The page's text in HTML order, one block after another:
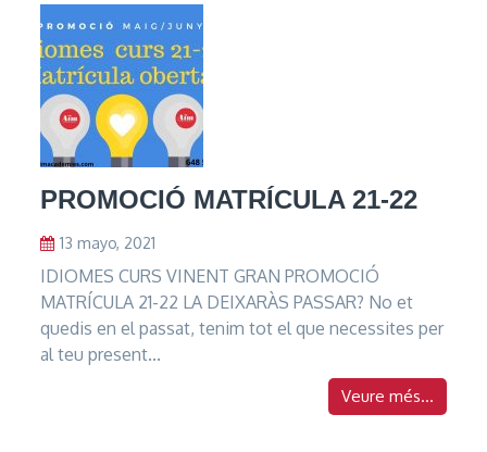
PROMOCIÓ MATRÍCULA 21-22
13 mayo, 2021
IDIOMES CURS VINENT GRAN PROMOCIÓ
MATRÍCULA 21-22 LA DEIXARÀS PASSAR? No et
quedis en el passat, tenim tot el que necessites per
al teu present...
Veure més...